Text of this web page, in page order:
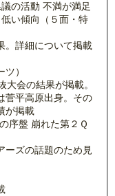
の活動 不満が満足
い傾向（５面・特
。詳細について掲載
）
会の結果が掲載。
菅平高原出身。その
が掲載
序盤 崩れた第２Ｑ
ーズの話題のため見